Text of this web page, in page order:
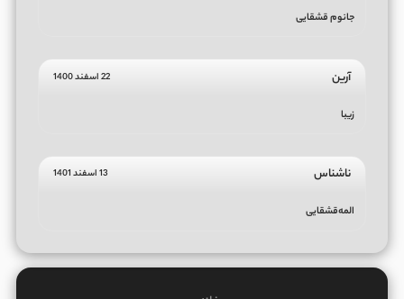
جانوم قشقایی
آرین 22 اسفند 1400
زیبا
ناشناس 13 اسفند 1401
المه‌قشقایی